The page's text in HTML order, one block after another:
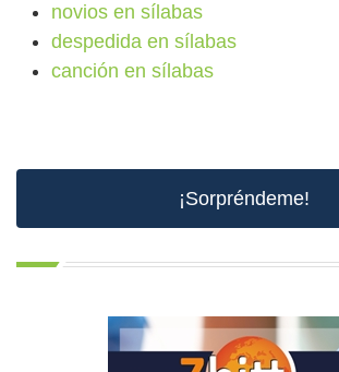
novios en sílabas
despedida en sílabas
canción en sílabas
¡Sorpréndeme!